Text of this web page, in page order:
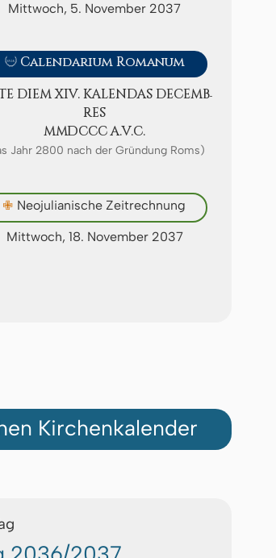
Mittwoch, 5. November 2037
 Calendarium Romanum
DIEM XIV. KA­LEN­DAS DE­CEMB­
RES
ⅯⅯⅮⅭⅭⅭ A.V.C.
Jahr 2800 nach der Gründung Roms)
✙ Neojulianische Zeitrechnung
Mittwoch, 18. November 2037
Kirchenkalender